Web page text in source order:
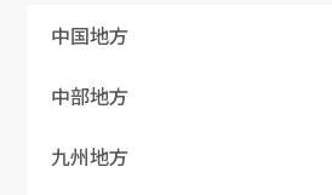
中国地方
中部地方
九州地方